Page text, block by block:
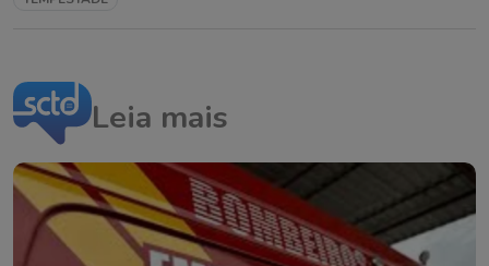
Leia mais